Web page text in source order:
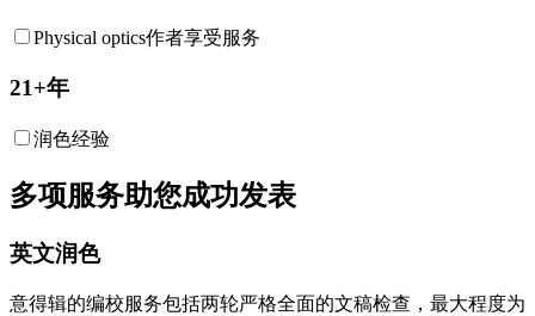
Physical optics作者享受服务
21+年
润色经验
多项服务助您成功发表
英文润色
意得辑的编校服务包括两轮严格全面的文稿检查，最大程度为